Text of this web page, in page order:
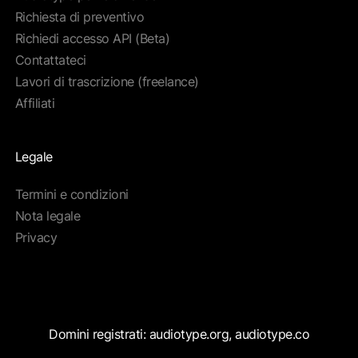
Richiesta di preventivo
Richiedi accesso API (Beta)
Contattateci
Lavori di trascrizione (freelance)
Affiliati
Legale
Termini e condizioni
Nota legale
Privacy
Domini registrati: audiotype.org, audiotype.co